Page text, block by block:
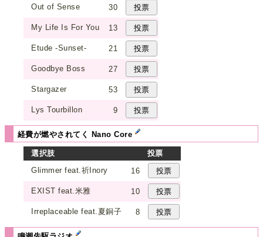
Out of Sense
30
My Life Is For You 13
Etude -Sunset- 21
Goodbye Boss 27
Stargazer 53
Lys Tourbillon 9
経費が燃やされてく Nano Core
選択肢
投票
Glimmer feat.祈Inory
16
EXIST feat.米雅 10
Irreplaceable feat.夏銅子 8